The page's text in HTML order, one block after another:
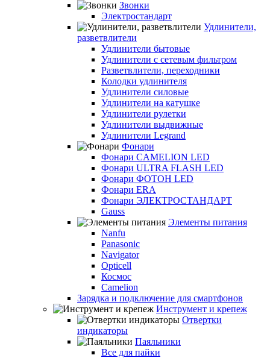
Звонки
Электростандарт
Удлинители,
разветвлители
Удлинители бытовые
Удлинители с сетевым фильтром
Разветвлители, переходники
Колодки удлинителя
Удлинители силовые
Удлинители на катушке
Удлинители рулетки
Удлинители выдвижные
Удлинители Legrand
Фонари
Фонари CAMELION LED
Фонари ULTRA FLASH LED
Фонари ФОТОН LED
Фонари ERA
Фонари ЭЛЕКТРОСТАНДАРТ
Gauss
Элементы питания
Nanfu
Panasonic
Navigator
Opticell
Космос
Camelion
Зарядка и подключение для смартфонов
Инструмент и крепеж
Отвертки
индикаторы
Паяльники
Все для пайки